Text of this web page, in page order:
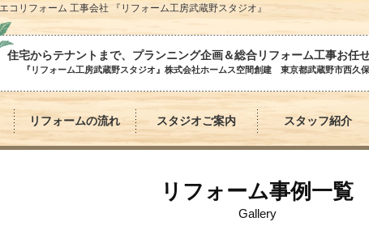
リフォーム 工事会社 『リフォーム工房武蔵野スタジオ』
住宅からテナントまで、プランニング企画＆総合リフォーム工事お任
『リフォーム工房武蔵野スタジオ』株式会社ホームス空間創建 東京都武蔵野市西久
リフォームの流れ スタジオご案内 スタッフ紹介
リフォーム事例一覧
Gallery